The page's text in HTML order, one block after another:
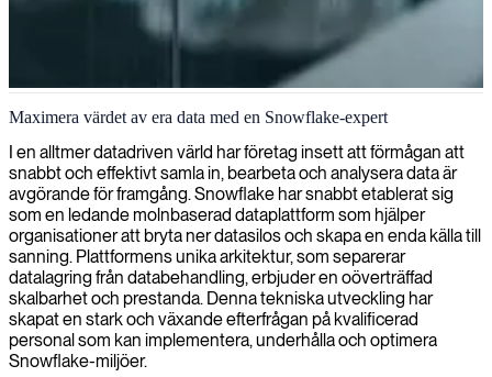
Snowflake dataingenjörskonst och analys
Vi erbjuder expertis inom Snowflake-konsulttjänster för att hjälpa
dig bygga skalbara datalösningar, optimera prestanda och maximera
din avkastning på investeringar med denna kraftfulla
molndataplattform.
Maximera värdet av era data med en Snowflake-expert
I en alltmer datadriven värld har företag insett att förmågan att
snabbt och effektivt samla in, bearbeta och analysera data är
avgörande för framgång. Snowflake har snabbt etablerat sig
som en ledande molnbaserad dataplattform som hjälper
organisationer att bryta ner datasilos och skapa en enda källa till
sanning. Plattformens unika arkitektur, som separerar
datalagring från databehandling, erbjuder en oöverträffad
skalbarhet och prestanda. Denna tekniska utveckling har
skapat en stark och växande efterfrågan på kvalificerad
personal som kan implementera, underhålla och optimera
Snowflake-miljöer.